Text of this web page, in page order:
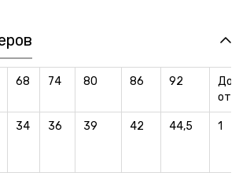
68 74 80 86 92
34 36 39 42 44,5 1